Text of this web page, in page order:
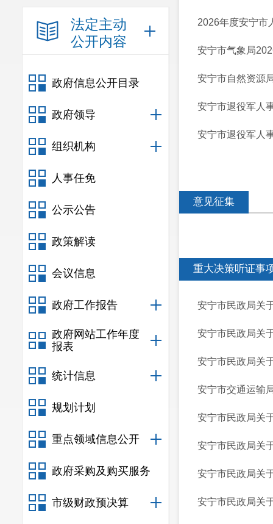
法定主动
公开内容
政府信息公开目录
政府领导
组织机构
人事任免
公示公告
政策解读
会议信息
政府工作报告
政府网站工作年度
报表
统计信息
规划计划
重点领域信息公开
政府采购及购买服务
市级财政预决算
2026年度安宁市
安宁市气象局
安宁市自然资源
安宁市退役军人
安宁市退役军人
意见征集
重大决策听证事
安宁市民政局关
安宁市民政局关
安宁市民政局关
安宁市交通运输
安宁市民政局关
安宁市民政局关
安宁市民政局关
安宁市民政局关